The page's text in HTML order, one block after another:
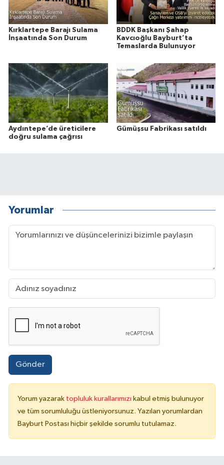
Kırklartepe Barajı Sulama
İnşaatında Son Durum
BDDK Başkanı Şahap
Kavcıoğlu Bayburt’ta
Temaslarda Bulunuyor
Aydıntepe’de üreticilere
doğru sulama çağrısı
Gümüşsu Fabrikası satıldı
Yorumlar
Gönder
Yorum yazarak topluluk kurallarımızı kabul etmiş bulunuyor
ve tüm sorumluluğu üstleniyorsunuz. Yazılan yorumlardan
Bayburt Postası hiçbir şekilde sorumlu tutulamaz.